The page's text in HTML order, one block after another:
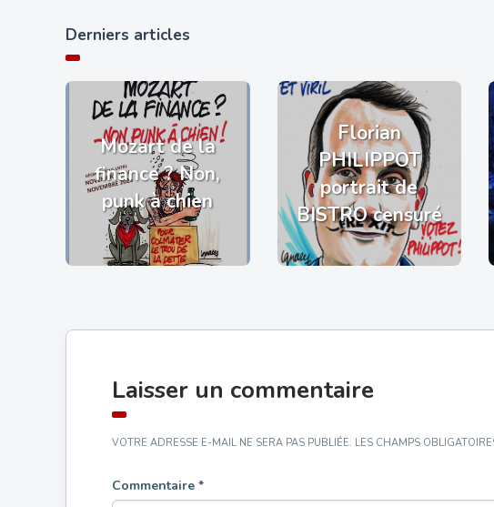
Derniers articles
Mozart de la
finance ? Non,
punk à chien
Florian
PHILIPPOT
portrait de
BISTRO censuré
Laisser un commentaire
VOTRE ADRESSE E-MAIL NE SERA PAS PUBLIÉE. LES CHAMPS
Commentaire *